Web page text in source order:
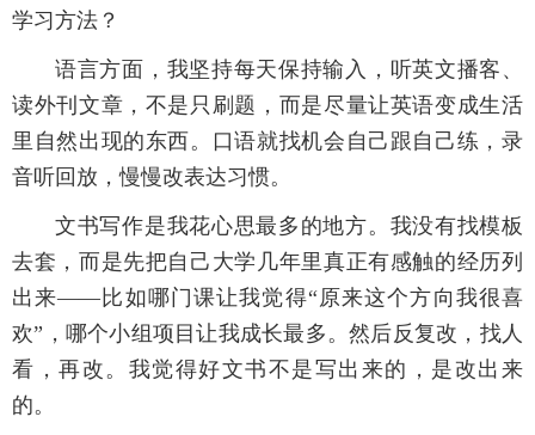
学习方法？
语言方面，我坚持每天保持输入，听英文播客、
读外刊文章，不是只刷题，而是尽量让英语变成生活
里自然出现的东西。口语就找机会自己跟自己练，录
音听回放，慢慢改表达习惯。
文书写作是我花心思最多的地方。我没有找模板
去套，而是先把自己大学几年里真正有感触的经历列
出来——比如哪门课让我觉得“原来这个方向我很喜
欢”，哪个小组项目让我成长最多。然后反复改，找人
看，再改。我觉得好文书不是写出来的，是改出来
的。